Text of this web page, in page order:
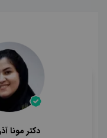
دکتر مونا